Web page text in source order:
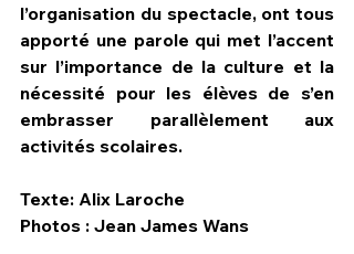
l’organisation du spectacle, ont tous
apporté une parole qui met l’accent
sur l’importance de la culture et la
nécessité pour les élèves de s’en
embrasser parallèlement aux
activités scolaires.
Texte: Alix Laroche
Photos : Jean James Wans